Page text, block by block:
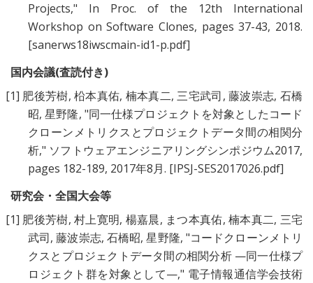
Projects," In Proc. of the 12th International
Workshop on Software Clones, pages 37-43, 2018.
[sanerws18iwscmain-id1-p.pdf]
国内会議(査読付き)
[1] 肥後芳樹,柗本真佑, 楠本真二,三宅武司,藤波崇志, 石橋
昭,星野隆, "同一仕様プロジェクトを対象としたコード
クローンメトリクスとプロジェクトデータ間の相関分
析," ソフトウェアエンジニアリングシンポジウム2017,
pages 182-189, 2017年8月. [IPSJ-SES2017026.pdf]
研究会・全国大会等
[1] 肥後芳樹,村上寛明, 楊嘉晨, まつ本真佑,楠本真二, 三宅
武司,藤波崇志, 石橋昭,星野隆, "コードクローンメトリ
クスとプロジェクトデータ間の相関分析 —同一仕様プ
ロジェクト群を対象として—," 電子情報通信学会技術